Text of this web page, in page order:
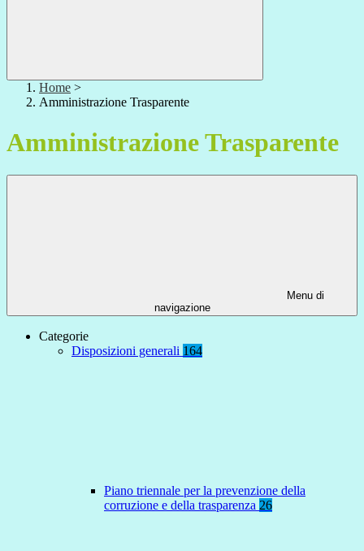
Home >
Amministrazione Trasparente
Amministrazione Trasparente
Menu di
navigazione
Categorie
Disposizioni generali 164
Piano triennale per la prevenzione della
corruzione e della trasparenza 26